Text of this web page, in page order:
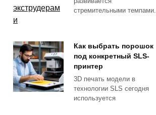
стремительными темпами.
Как выбрать порошок
под конкретный SLS-
принтер
3D печать модели в
технологии SLS сегодня
используется